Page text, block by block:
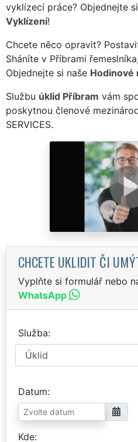
vyklízecí práce? Objednejte
Vyklízení!
Chcete něco opravit?
Sháníte v Příbrami
Objednejte si naše Hodinové
Službu úklid Příbram vám
poskytnou členové
SERVICES.
CHCETE UKLIDIT ČI
Vyplňte si formulář nebo
WhatsApp
Služba
Datum
Kde